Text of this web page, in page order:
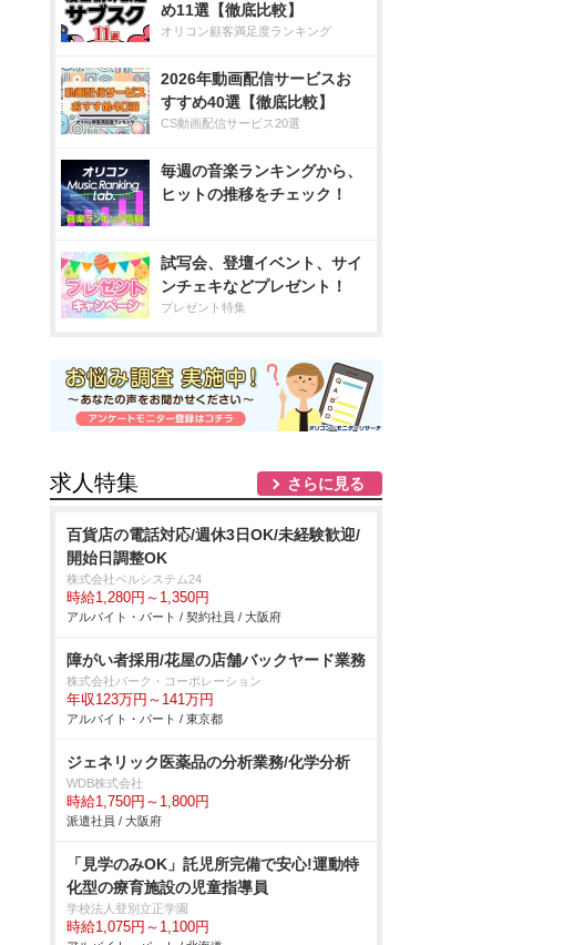
め11選【徹底比較】
オリコン顧客満足度ランキング
2026年動画配信サービスお
すすめ40選【徹底比較】
CS動画配信サービス20選
毎週の音楽ランキングから、
ヒットの推移をチェック！
試写会、登壇イベント、サイ
ンチェキなどプレゼント！
プレゼント特集
求人特集 さらに見る
百貨店の電話対応/週休3日OK/未経験歓迎/
開始日調整OK
株式会社ベルシステム24
時給1,280円～1,350円
アルバイト・パート / 契約社員 / 大阪府
障がい者採用/花屋の店舗バックヤード業務
株式会社パーク・コーポレーション
年収123万円～141万円
アルバイト・パート / 東京都
ジェネリック医薬品の分析業務/化学分析
WDB株式会社
時給1,750円～1,800円
派遣社員 / 大阪府
「見学のみOK」託児所完備で安心!運動特
化型の療育施設の児童指導員
学校法人登別立正学園
時給1,075円～1,100円